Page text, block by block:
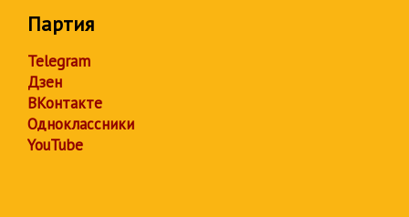
Партия
Telegram
Дзен
ВКонтакте
Одноклассники
YouTube